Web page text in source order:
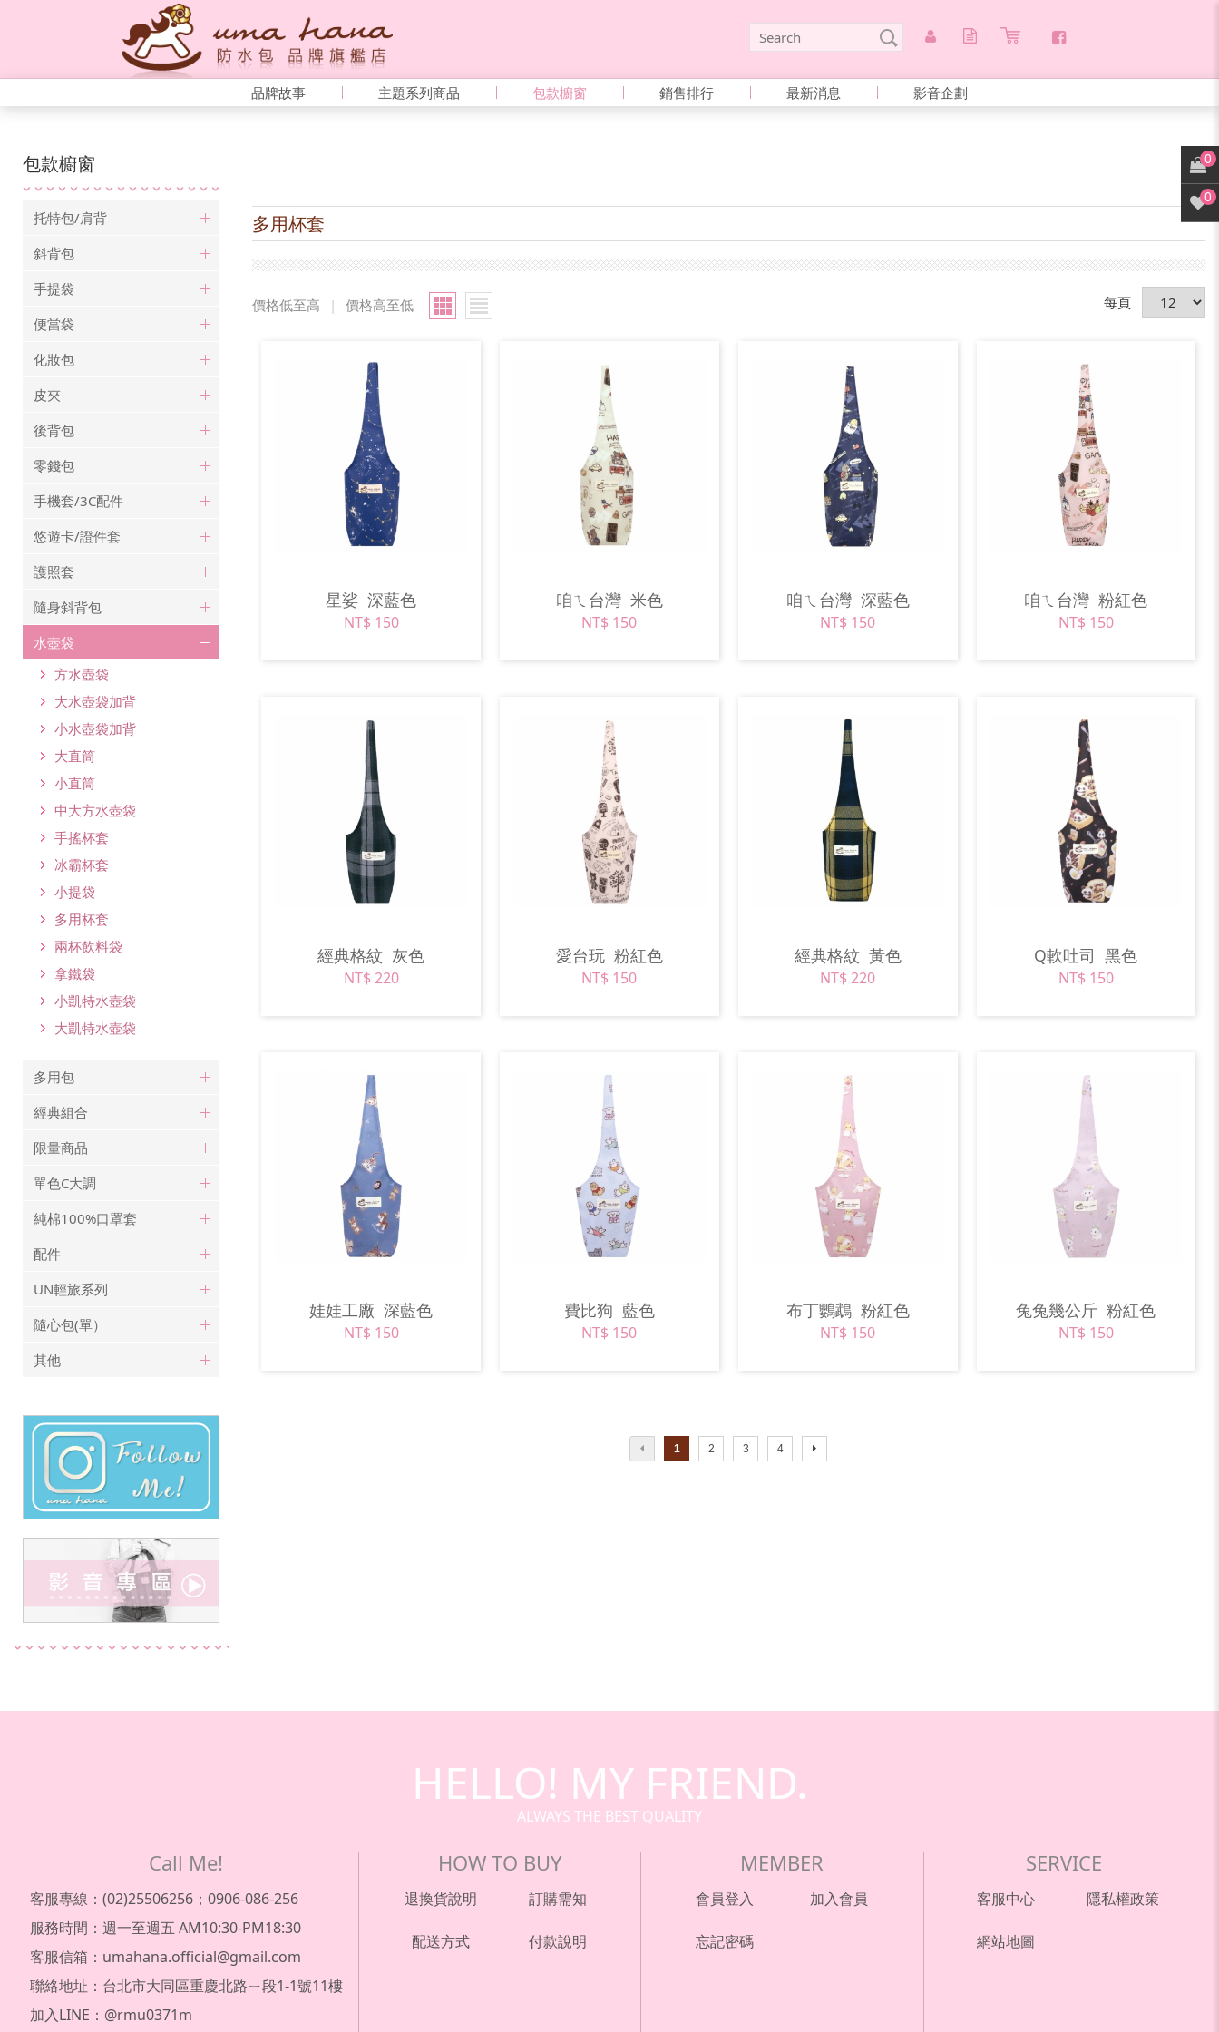
品牌故事 主題系列商品 包款櫥窗 銷售排行 最新消息 影音企劃
包款櫥窗
托特包/肩背
斜背包
手提袋
便當袋
化妝包
皮夾
後背包
零錢包
手機套/3C配件
悠遊卡/證件套
護照套
隨身斜背包
水壺袋
方水壺袋
大水壺袋加背
小水壺袋加背
大直筒
小直筒
中大方水壺袋
手搖杯套
冰霸杯套
小提袋
多用杯套
兩杯飲料袋
拿鐵袋
小凱特水壺袋
大凱特水壺袋
多用包
經典組合
限量商品
單色C大調
純棉100%口罩套
配件
UN輕旅系列
隨心包(單）
其他
多用杯套
價格低至高 | 價格高至低 每頁
星娑深藍色
NT$ 150
咱ㄟ台灣 米色
NT$ 150
咱ㄟ台灣 深藍色
NT$ 150
咱ㄟ台灣粉紅色
NT$ 150
經典格紋 灰色
NT$ 220
愛台玩 粉紅色
NT$ 150
經典格紋 黃色
NT$ 220
Q軟吐司黑色
NT$ 150
娃娃工廠深藍色
NT$ 150
費比狗 藍色
NT$ 150
布丁鸚鵡 粉紅色
NT$ 150
兔兔幾公斤粉紅色
NT$ 150
1 2 3 4
HELLO! MY FRIEND.
ALWAYS THE BEST QUALITY
Call Me!
客服專線：(02)25506256；0906-086-256
服務時間：週一至週五 AM10:30-PM18:30
客服信箱：umahana.official@gmail.com
聯絡地址：台北市大同區重慶北路ㄧ段1-1號11樓
加入LINE：@rmu0371m
HOW TO BUY
退換貨說明 訂購需知
配送方式 付款說明
MEMBER
會員登入 加入會員
忘記密碼
SERVICE
客服中心 隱私權政策
網站地圖
0
0